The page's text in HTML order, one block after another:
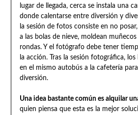
lugar de llegada, cerca se instala una
donde calentarse entre diversión y
la sesión de fotos consiste en no
a las bolas de nieve, moldean
rondas. Y el fotógrafo debe tener
la acción. Tras la sesión fotográfica, los
en el mismo autobús a la cafetería
diversión.
Una idea bastante común es alquilar
quien piensa que esta es la mejor